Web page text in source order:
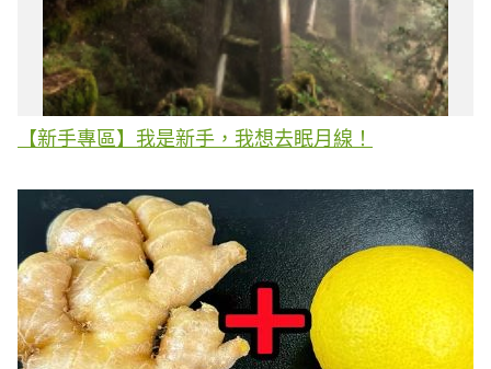
【新手專區】我是新手，我想去眠月線！